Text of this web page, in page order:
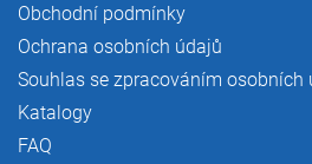
Obchodní podmínky
Ochrana osobních údajů
Souhlas se zpracováním osobních
Katalogy
FAQ